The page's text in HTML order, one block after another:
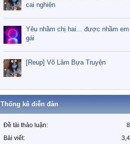
cai nghiện
Yêu nhầm chị hai... được nhầm em
gái
[Reup] Võ Lâm Bựa Truyện
Thống kê diễn đàn
Đề tài thảo luận
Bài viết